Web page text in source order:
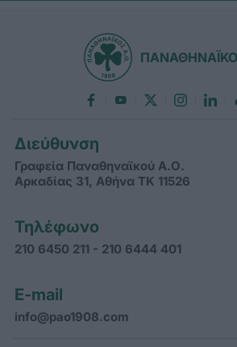
Διεύθυνση
Γραφεία Παναθηναϊκού Α.Ο.
Αρκαδίας 31, Αθήνα ΤΚ 11526
Τηλέφωνο
210 6450 211 - 210 6444 401
E-mail
info@pao1908.com